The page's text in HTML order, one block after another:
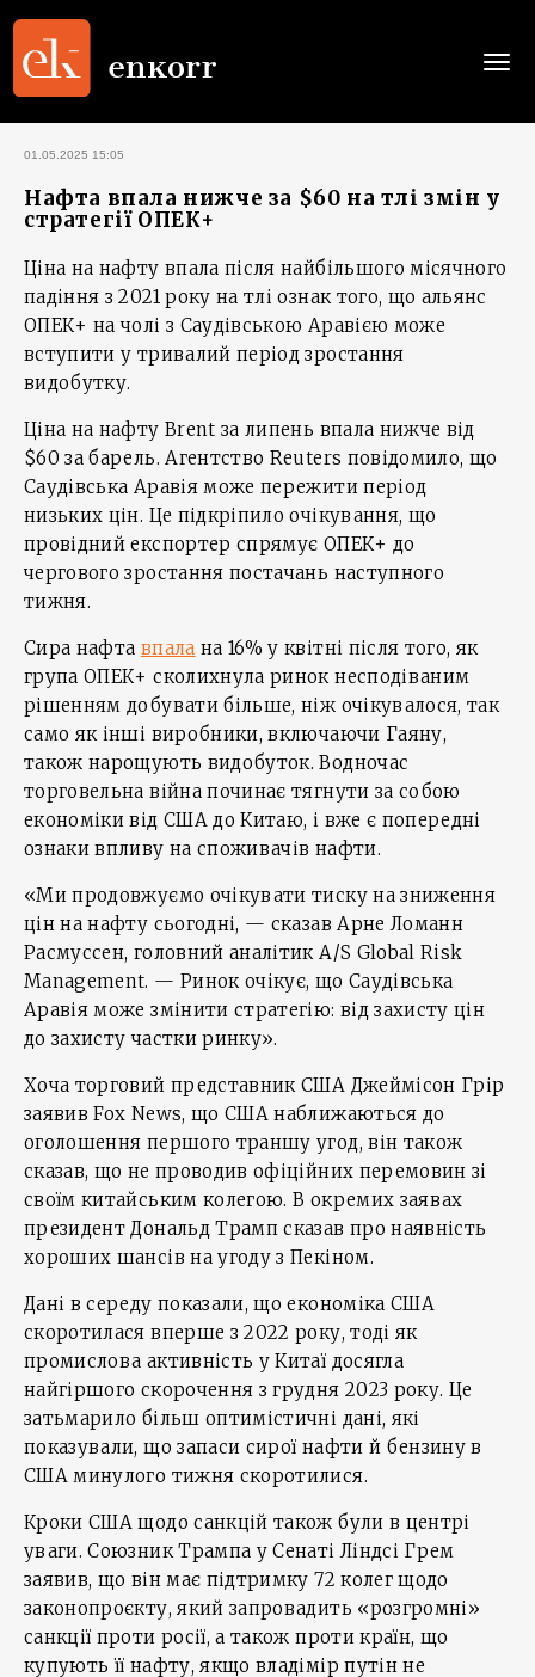
01.05.2025 15:05
Нафта впала нижче за $60 на тлі змін у
стратегії ОПЕК+
Ціна на нафту впала після найбільшого місячного
падіння з 2021 року на тлі ознак того, що альянс
ОПЕК+ на чолі з Саудівською Аравією може
вступити у тривалий період зростання
видобутку.
Ціна на нафту Brent за липень впала нижче від
$60 за барель. Агентство Reuters повідомило, що
Саудівська Аравія може пережити період
низьких цін. Це підкріпило очікування, що
провідний експортер спрямує ОПЕК+ до
чергового зростання постачань наступного
тижня.
Сира нафта впала на 16% у квітні після того, як
група ОПЕК+ сколихнула ринок несподіваним
рішенням добувати більше, ніж очікувалося, так
само як інші виробники, включаючи Гаяну,
також нарощують видобуток. Водночас
торговельна війна починає тягнути за собою
економіки від США до Китаю, і вже є попередні
ознаки впливу на споживачів нафти.
«Ми продовжуємо очікувати тиску на зниження
цін на нафту сьогодні, — сказав Арне Ломанн
Расмуссен, головний аналітик A/S Global Risk
Management. — Ринок очікує, що Саудівська
Аравія може змінити стратегію: від захисту цін
до захисту частки ринку».
Хоча торговий представник США Джеймісон Грір
заявив Fox News, що США наближаються до
оголошення першого траншу угод, він також
сказав, що не проводив офіційних перемовин зі
своїм китайським колегою. В окремих заявах
президент Дональд Трамп сказав про наявність
хороших шансів на угоду з Пекіном.
Дані в середу показали, що економіка США
скоротилася вперше з 2022 року, тоді як
промислова активність у Китаї досягла
найгіршого скорочення з грудня 2023 року. Це
затьмарило більш оптимістичні дані, які
показували, що запаси сирої нафти й бензину в
США минулого тижня скоротилися.
Кроки США щодо санкцій також були в центрі
уваги. Союзник Трампа у Сенаті Ліндсі Грем
заявив, що він має підтримку 72 колег щодо
законопроєкту, який запровадить «розгромні»
санкції проти росії, а також проти країн, що
купують її нафту, якщо владімір путін не